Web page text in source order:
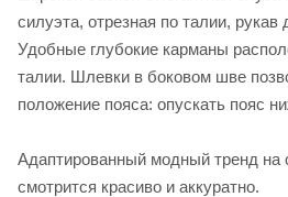
силуэта, отрезная по талии, рукав
Удобные глубокие карманы
талии. Шлевки в боковом шве
положение пояса: опускать пояс
Адаптированный модный тренд на
смотрится красиво и аккуратно.